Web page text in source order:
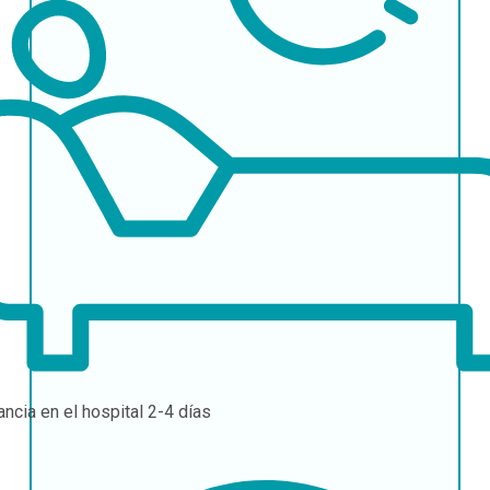
en el hospital 2-4 días